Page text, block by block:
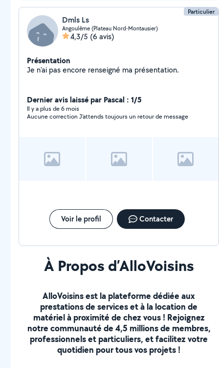
Particulier
Dmls Ls
Angoulême (Plateau Nord-Montausier)
4,3/5 (6 avis)
Présentation
Je n'ai pas encore renseigné ma présentation.
Dernier avis laissé par Pascal : 1/5
Il y a plus de 6 mois
Aucune correction J’attends toujours un retour de message
Voir le profil Contacter
À Propos d’AlloVoisins
AlloVoisins est la plateforme dédiée aux
prestations de services et à la location de
matériel à proximité de chez vous ! Rejoignez
notre communauté de 4,5 millions de membres,
professionnels et particuliers, et facilitez votre
quotidien pour tous vos projets !